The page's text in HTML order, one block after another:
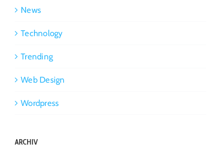
News
Technology
Trending
Web Design
Wordpress
ARCHIV